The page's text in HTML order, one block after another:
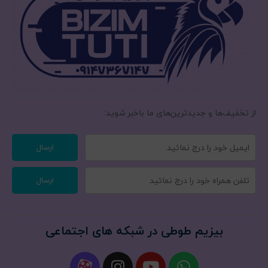
سرلاک مخصوص طوطی سانان هاگن کانادا
آدرس:تبریز،خ آبرسان،بیلانکوه غربی،جنب مجتمع شمس،پاساژ
تندیس،پت شاپ بیزیم طوطی
از تخفیف‌ها و جدیدترین‌های ما‌ باخبر شوید:
ارسال
ارسال
بیزیم طوطی در شبکه های اجتماعی